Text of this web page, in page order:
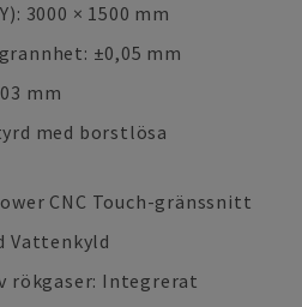
3000 × 1500 mm
±0,05 mm
mm
med borstlösa
CNC Touch-gränssnitt
Vattenkyld
rökgaser: Integrerat